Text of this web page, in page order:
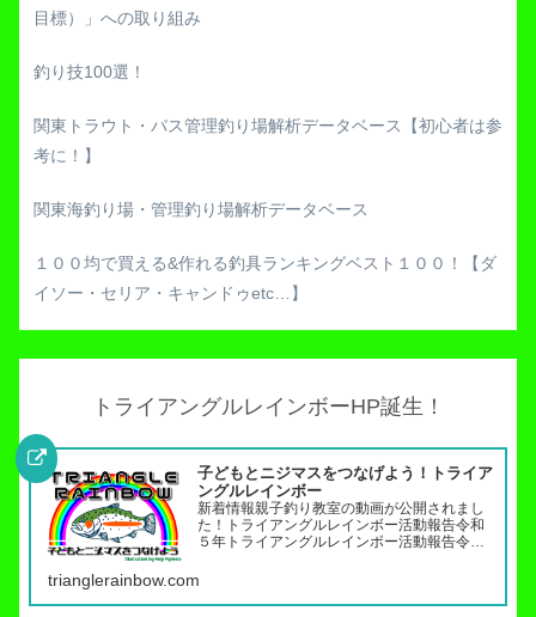
目標）」への取り組み
釣り技100選！
関東トラウト・バス管理釣り場解析データベース【初心者は参
考に！】
関東海釣り場・管理釣り場解析データベース
１００均で買える&作れる釣具ランキングベスト１００！【ダ
イソー・セリア・キャンドゥetc…】
トライアングルレインボーHP誕生！
子どもとニジマスをつなげよう！トライア
ングルレインボー
新着情報親子釣り教室の動画が公開されまし
た！トライアングルレインボー活動報告令和
５年トライアングルレインボー活動報告令和
月〜１２月）令和４年トライアングルレイン
trianglerainbow.com